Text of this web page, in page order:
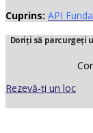
Cuprins: API
Doriți să parcurgeți
Rezevă-ți un loc